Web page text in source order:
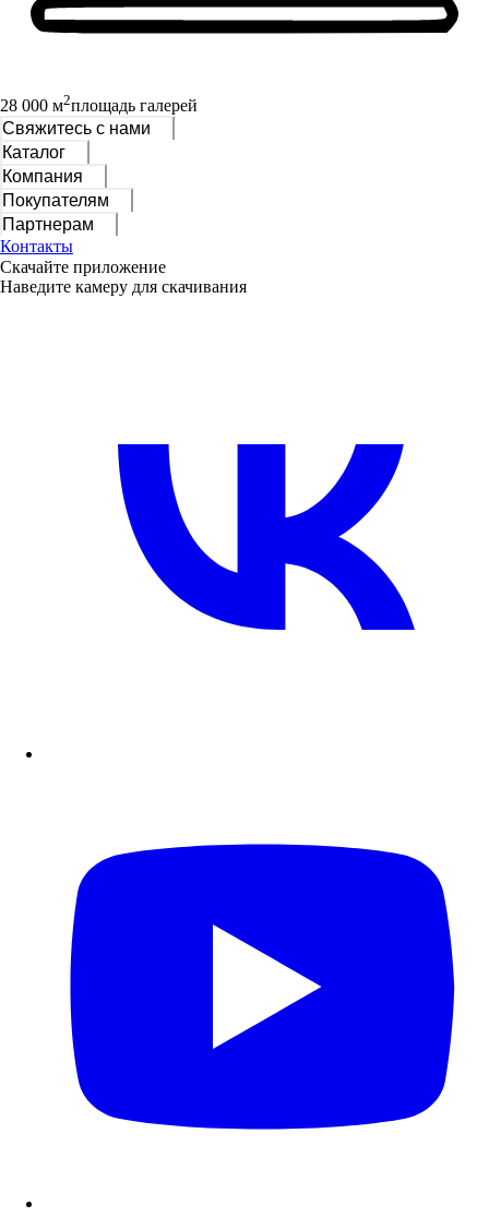
28 000 м2площадь галерей
Свяжитесь с нами
Каталог
Компания
Покупателям
Партнерам
Контакты
Скачайте приложение
Наведите камеру для скачивания